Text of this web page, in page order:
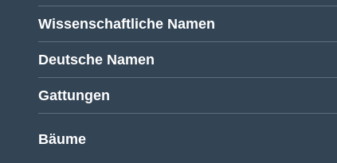
Wissenschaftliche Namen
Deutsche Namen
Gattungen
Bäume